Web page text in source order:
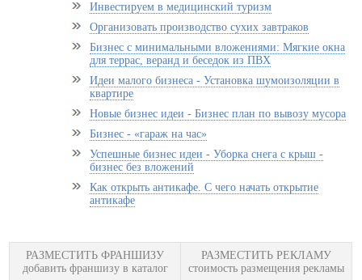
Инвестируем в медицинский туризм
Организовать производство сухих завтраков
Бизнес с минимальными вложениями: Мягкие окна
для террас, веранд и беседок из ПВХ
Идеи малого бизнеса - Установка шумоизоляции в
квартире
Новые бизнес идеи - Бизнес план по вывозу мусора
Бизнес - «гараж на час»
Успешные бизнес идеи - Уборка снега с крыш -
бизнес без вложений
Как открыть антикафе. С чего начать открытие
антикафе
РАЗМЕСТИТЬ ФРАНШИЗУ
добавить франшизу в каталог
РАЗМЕСТИТЬ РЕКЛАМУ
стоимость размещения рекламы